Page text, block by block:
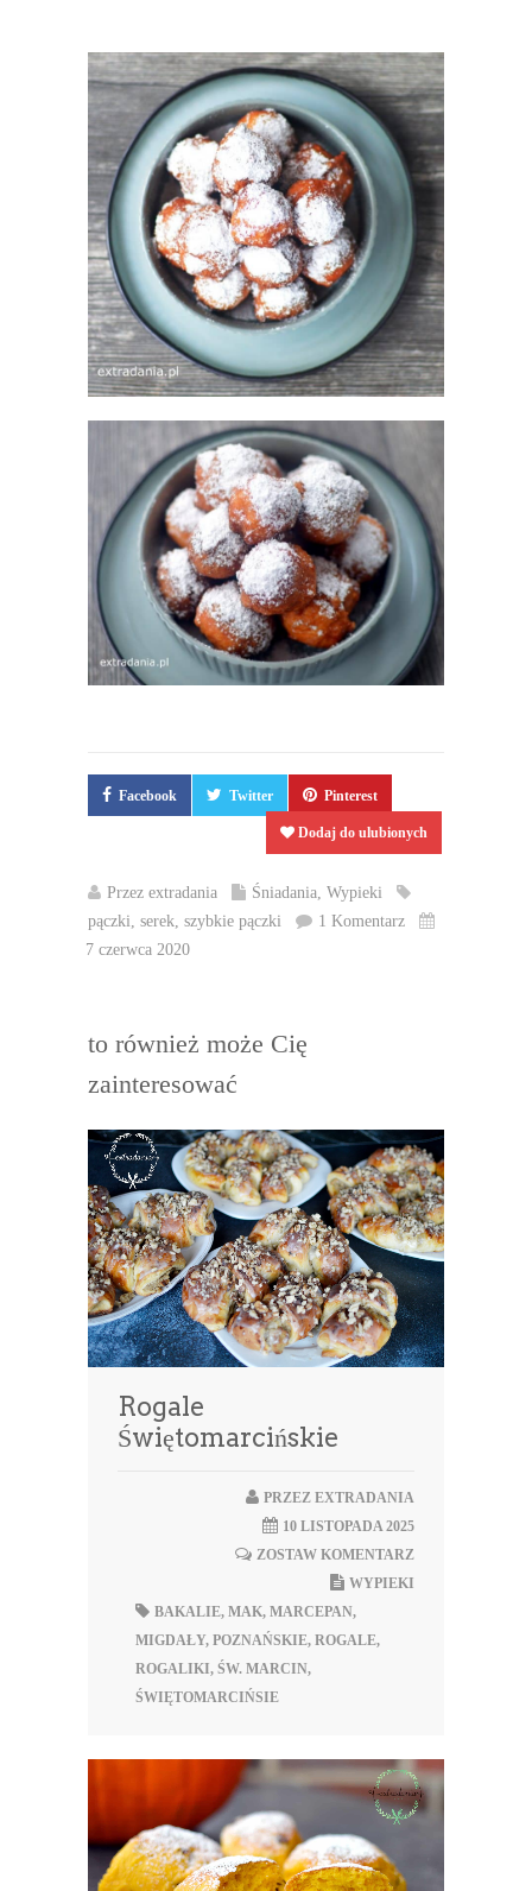
Facebook Twitter Pinterest
Dodaj do ulubionych
Przez extradania Śniadania, Wypieki
pączki, serek, szybkie pączki
1 Komentarz
7 czerwca 2020
to również może Cię
zainteresować
Rogale
Świętomarcińskie
PRZEZ EXTRADANIA
10 LISTOPADA 2025
ZOSTAW KOMENTARZ
WYPIEKI
BAKALIE, MAK, MARCEPAN,
MIGDAŁY, POZNAŃSKIE, ROGALE,
ROGALIKI, ŚW. MARCIN,
ŚWIĘTOMARCIŃSIE